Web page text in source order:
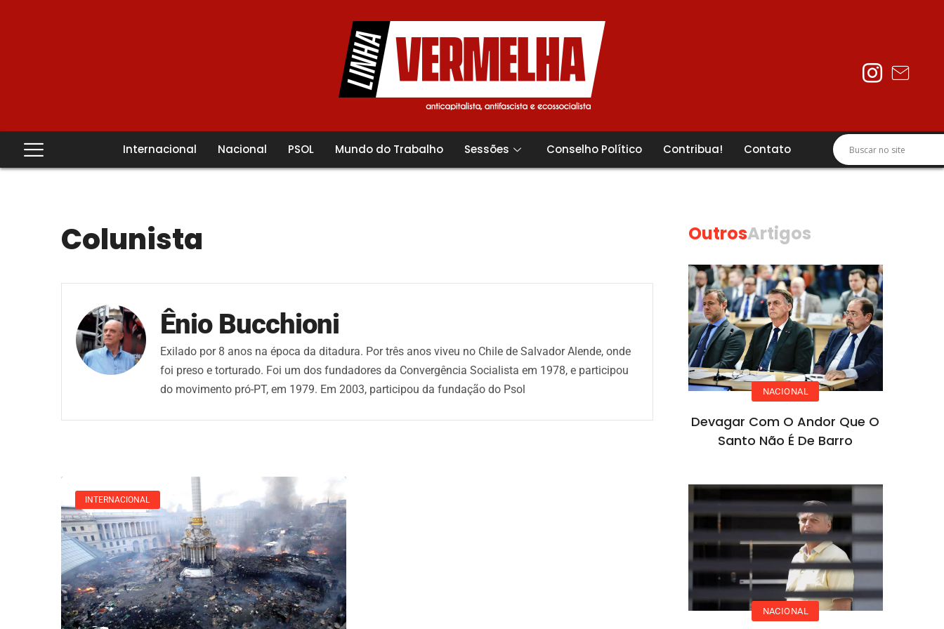
Internacional Nacional PSOL Mundo do Trabalho Sessões Conselho Político Contribua! Contato
Colunista
Ênio Bucchioni
Exilado por 8 anos na época da ditadura. Por três anos viveu no Chile de Salvador Alende, onde
foi preso e torturado. Foi um dos fundadores da Convergência Socialista em 1978, e participou
do movimento pró-PT, em 1979. Em 2003, participou da fundação do Psol
INTERNACIONAL
OutrosArtigos
NACIONAL
Devagar Com O Andor Que O
Santo Não É De Barro
NACIONAL